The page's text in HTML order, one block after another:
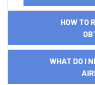
HOW TO
WHAT DO I